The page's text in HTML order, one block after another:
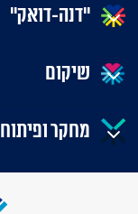
"דנה-דואק"
שיקום
מחקר ופיתוח